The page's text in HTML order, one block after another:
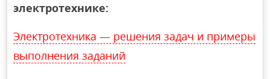
электротехнике:
Электротехника — решения задач и примеры
выполнения заданий